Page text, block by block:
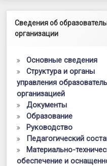
Левый сайдбар
Сведения об
организации
Основные сведения
Структура и органы
управления
организацией
Документы
Образование
Руководство
Педагогический
Материально-
обеспечение и